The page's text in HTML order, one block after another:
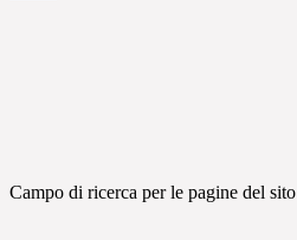
Campo di ricerca per le pagine del sito